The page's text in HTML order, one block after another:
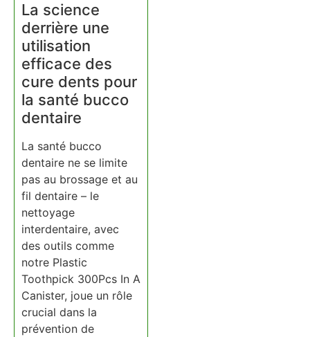
La science
derrière une
utilisation
efficace des
cure dents pour
la santé bucco
dentaire
La santé bucco
dentaire ne se limite
pas au brossage et au
fil dentaire – le
nettoyage
interdentaire, avec
des outils comme
notre Plastic
Toothpick 300Pcs In A
Canister, joue un rôle
crucial dans la
prévention de